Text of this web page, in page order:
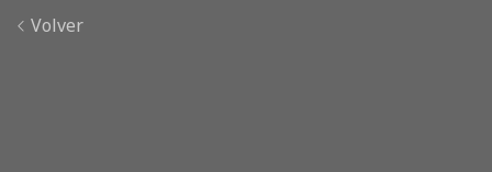
Volver